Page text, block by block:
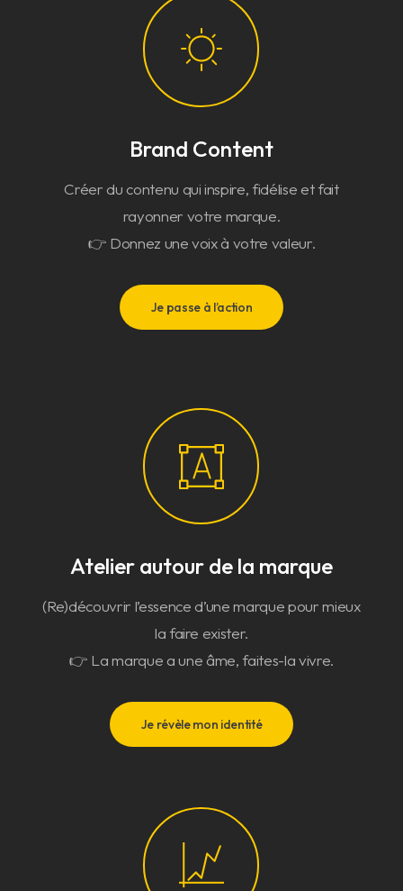
Brand Content
Créer du contenu qui inspire, fidélise et fait
rayonner votre marque.
👉 Donnez une voix à votre valeur.
Je passe à l’action
Atelier autour de la marque
(Re)découvrir l’essence d’une marque pour mieux
la faire exister.
👉 La marque a une âme, faites-la vivre.
Je révèle mon identité